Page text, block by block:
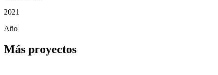
2021
Año
Más proyectos